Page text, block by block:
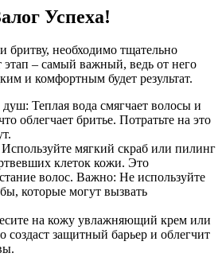
Успеха!
бритву, необходимо тщательно
этап – самый важный, ведь от него
и комфортным будет результат.
Теплая вода смягчает волосы и
облегчает бритье. Потратьте на это
мягкий скраб или пилинг
клеток кожи. Это
волос. Важно: Не используйте
которые могут вызвать
на кожу увлажняющий крем или
создаст защитный барьер и облегчит